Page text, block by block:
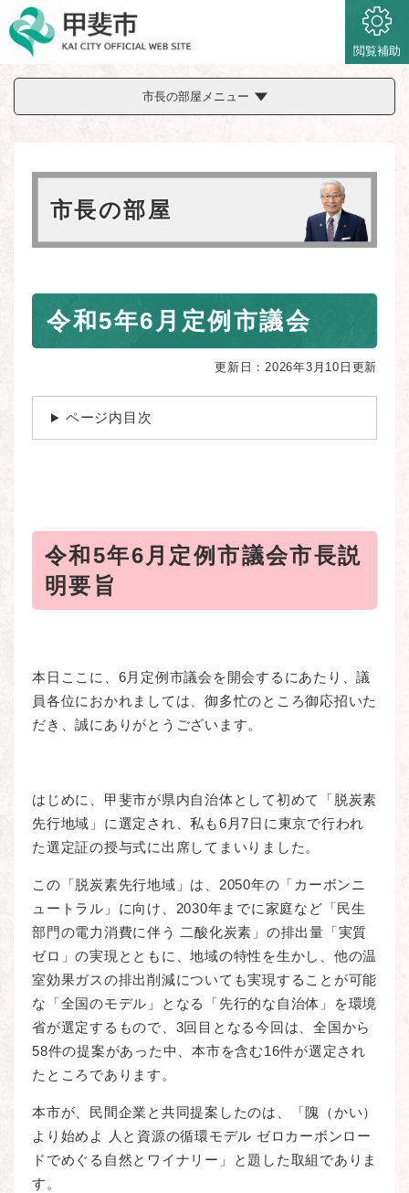
ー
メニューを飛ばして本文へ
閲覧補助
市長の部屋メニュー
市長の部屋
令和5年6月定例市議会
更新日：2026年3月10日更新
ページ内目次
令和5年6月定例市議会市長説
明要旨
本日ここに、6月定例市議会を開会するにあたり、議
員各位におかれましては、御多忙のところ御応招いた
だき、誠にありがとうございます。
はじめに、甲斐市が県内自治体として初めて「脱炭素
先行地域」に選定され、私も6月7日に東京で行われ
た選定証の授与式に出席してまいりました。
この「脱炭素先行地域」は、2050年の「カーボンニ
ュートラル」に向け、2030年までに家庭など「民生
部門の電力消費に伴う 二酸化炭素」の排出量「実質
ゼロ」の実現とともに、地域の特性を生かし、他の温
室効果ガスの排出削減についても実現することが可能
な「全国のモデル」となる「先行的な自治体」を環境
省が選定するもので、3回目となる今回は、全国から
58件の提案があった中、本市を含む16件が選定され
たところであります。
本市が、民間企業と共同提案したのは、「隗（かい）
より始めよ 人と資源の循環モデル ゼロカーボンロー
ドでめぐる自然とワイナリー」と題した取組でありま
す。